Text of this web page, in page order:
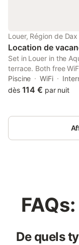
Louer, Région de Dax
Location de
Set in Louer in the
terrace. Both free
holiday home free of
from the holiday
Piscine WiFi
dès 114 € par nuit
De quels